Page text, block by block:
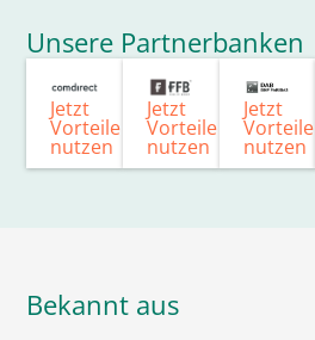
Unsere Partnerbanken
Jetzt
Vorteile
nutzen
Jetzt
Vorteile
nutzen
Jetzt
Vorteile
nutzen
Bekannt aus